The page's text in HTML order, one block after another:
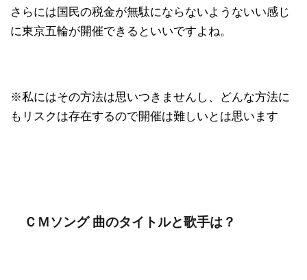
さらには国民の税金が無駄にならないようないい感じ
に東京五輪が開催できるといいですよね。
※私にはその方法は思いつきませんし、どんな方法に
もリスクは存在するので開催は難しいとは思います
ＣＭソング 曲のタイトルと歌手は？